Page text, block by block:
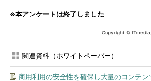
※本アンケートは終了しました
Copyright ©
関連資料（ホワイトペーパー）
商用利用の安全性を確保し大量のコンテン